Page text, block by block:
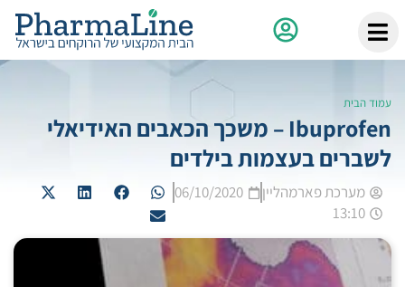
עמוד הבית
Ibuprofen – משכך הכאבים האידיאלי
לשברים בעצמות בילדים
מערכת פארמהליין
06/10/2020
13:10